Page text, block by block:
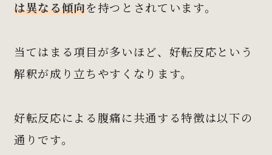
は異なる傾向を持つとされています。
当てはまる項目が多いほど、好転反応という
解釈が成り立ちやすくなります。
好転反応による腹痛に共通する特徴は以下の
通りです。